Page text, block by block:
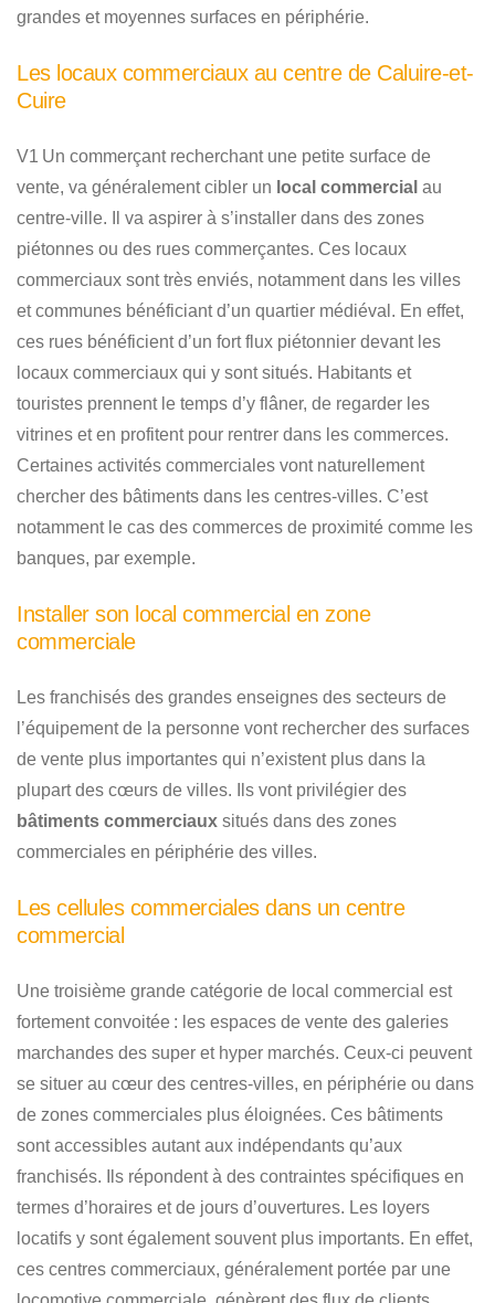
grandes et moyennes surfaces en périphérie.
Les locaux commerciaux au centre de Caluire-et-
Cuire
V1 Un commerçant recherchant une petite surface de
vente, va généralement cibler un local commercial au
centre-ville. Il va aspirer à s’installer dans des zones
piétonnes ou des rues commerçantes. Ces locaux
commerciaux sont très enviés, notamment dans les villes
et communes bénéficiant d’un quartier médiéval. En effet,
ces rues bénéficient d’un fort flux piétonnier devant les
locaux commerciaux qui y sont situés. Habitants et
touristes prennent le temps d’y flâner, de regarder les
vitrines et en profitent pour rentrer dans les commerces.
Certaines activités commerciales vont naturellement
chercher des bâtiments dans les centres-villes. C’est
notamment le cas des commerces de proximité comme les
banques, par exemple.
Installer son local commercial en zone
commerciale
Les franchisés des grandes enseignes des secteurs de
l’équipement de la personne vont rechercher des surfaces
de vente plus importantes qui n’existent plus dans la
plupart des cœurs de villes. Ils vont privilégier des
bâtiments commerciaux situés dans des zones
commerciales en périphérie des villes.
Les cellules commerciales dans un centre
commercial
Une troisième grande catégorie de local commercial est
fortement convoitée : les espaces de vente des galeries
marchandes des super et hyper marchés. Ceux-ci peuvent
se situer au cœur des centres-villes, en périphérie ou dans
de zones commerciales plus éloignées. Ces bâtiments
sont accessibles autant aux indépendants qu’aux
franchisés. Ils répondent à des contraintes spécifiques en
termes d’horaires et de jours d’ouvertures. Les loyers
locatifs y sont également souvent plus importants. En effet,
ces centres commerciaux, généralement portée par une